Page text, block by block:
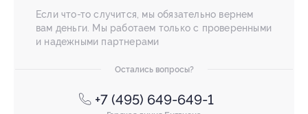
Если что-то случится, мы обязательно вернем
вам деньги. Мы работаем только с проверенными
и надежными партнерами
Остались вопросы?
+7 (495) 649-649-1